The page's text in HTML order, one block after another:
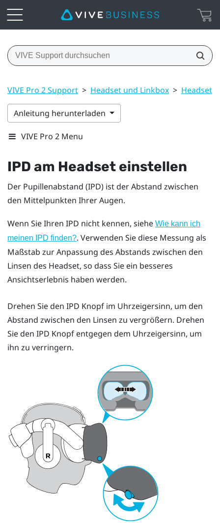
VIVE Pro 2 Support > Headset und Linkbox > Headset
Anleitung herunterladen
VIVE Pro 2 Menu
IPD am Headset einstellen
Der Pupillenabstand (IPD) ist der Abstand zwischen
den Mittelpunkten Ihrer Augen.
Wenn Sie Ihren IPD nicht kennen, siehe Wie kann ich
meinen IPD finden?. Verwenden Sie diese Messung als
Maßstab zur Anpassung des Abstands zwischen den
Linsen des Headset, so dass Sie ein besseres
Ansichtserlebnis haben werden.
Drehen Sie den IPD Knopf im Uhrzeigersinn, um den
Abstand zwischen den Linsen zu vergrößern. Drehen
Sie den IPD Knopf entgegen dem Uhrzeigersinn, um
ihn zu verringern.